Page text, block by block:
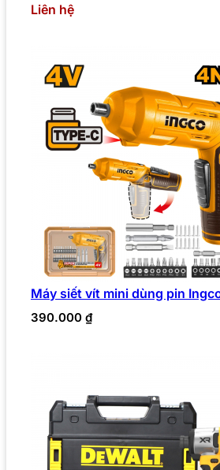
Liên hệ
Máy siết vít mini dùng pin
390.000 ₫